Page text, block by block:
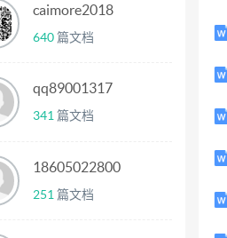
caimore2018
640篇文档
qq89001317
341 篇文档
18605022800
251 篇文档